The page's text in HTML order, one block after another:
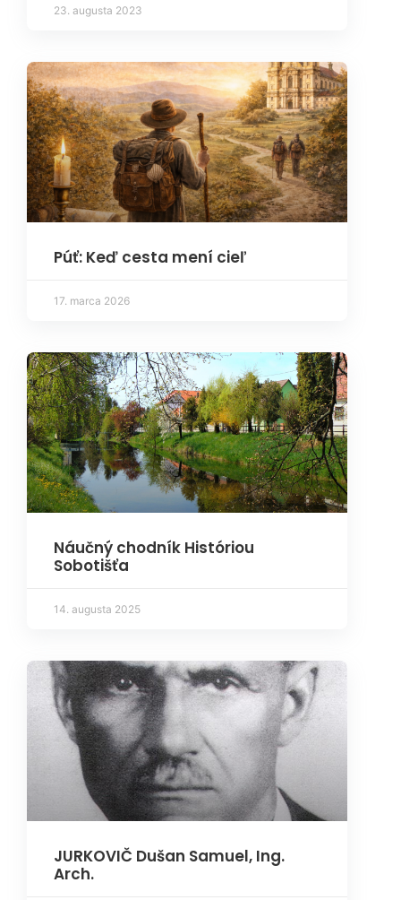
23. augusta 2023
Púť: Keď cesta mení cieľ
17. marca 2026
Náučný chodník Históriou
Sobotišťa
14. augusta 2025
JURKOVIČ Dušan Samuel, Ing.
Arch.